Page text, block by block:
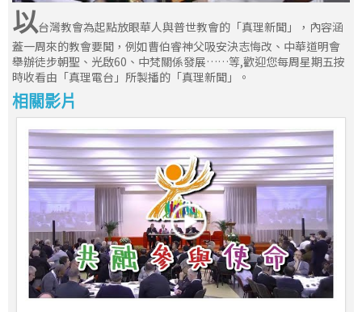
以台灣教會為起點放眼華人與普世教會的「真理新聞」，內容涵
蓋一周來的教會要聞，例如曹伯睿神父吸安決志悔改、中華道明會
舉辦徒步朝聖、光啟60、中梵關係發展……等,歡迎您每周星期五按
時收看由「真理電台」所製播的「真理新聞」。
相關影片